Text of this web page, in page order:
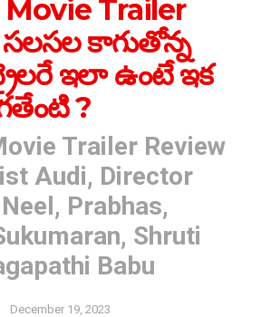
Trailer
కాగుతోన్న‌
ఇలా ఉంటే ఇక
?
Trailer Review
Audi, Director
Prabhas,
Shruti
Babu
December 19, 2023